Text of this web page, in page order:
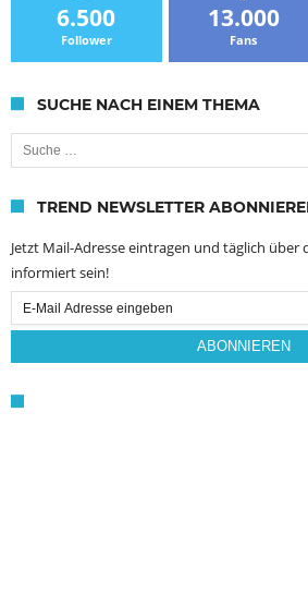
6.500
Follower
13.000
Fans
SUCHE NACH EINEM THEMA
Suche nach:
TREND NEWSLETTER
Jetzt Mail-Adresse eintragen und täglich über
informiert sein!
Email
Subscription
ABONNIEREN